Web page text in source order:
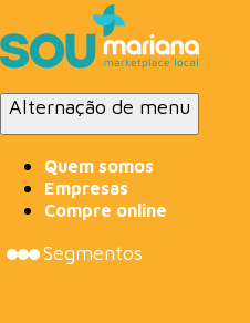
Alternação de menu
Quem somos
Empresas
Compre online
Segmentos